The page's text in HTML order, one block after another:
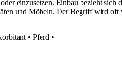
einzusetzen. Einbau bezieht
und Möbeln. Der Begriff wird
• Pferd •